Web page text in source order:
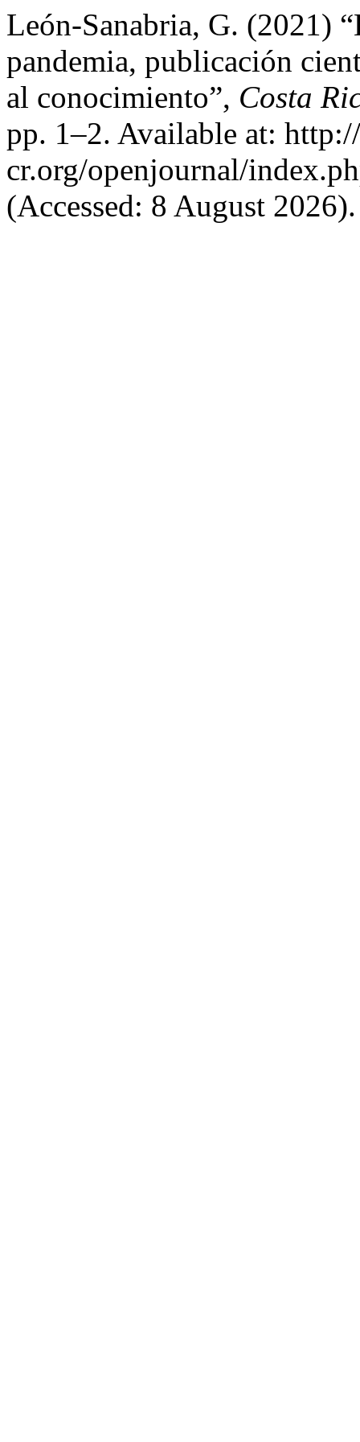
León-Sanabria, G. (2021)
pandemia, publicación
al conocimiento”, Costa
pp. 1–2. Available at:
cr.org/openjournal/
(Accessed: 8 August 2026).